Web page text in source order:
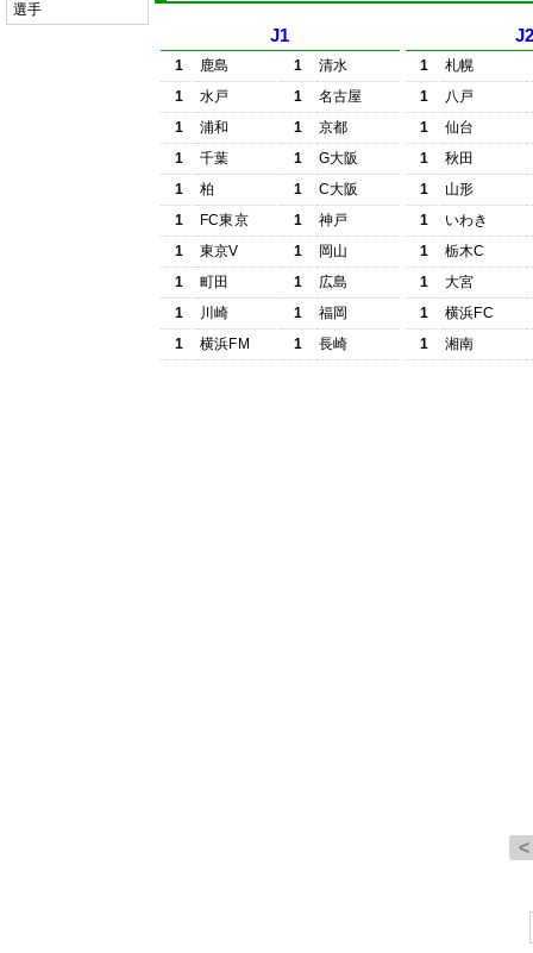
選手
J1
1 鹿島 1
清水
1
水戸 1
名古屋
1
浦和 1
京都
1
千葉 1
G大阪
1
柏 1
C大阪
1
FC東京 1
神戸
1
東京V 1
岡山
1
町田 1
広島
1
川崎 1
福岡
1
横浜FM 1 長崎
1
札幌
1
八戸
1
仙台
1
秋田
1
山形
1
いわき
1
栃木C
1
大宮
1
横浜FC
1
湘南